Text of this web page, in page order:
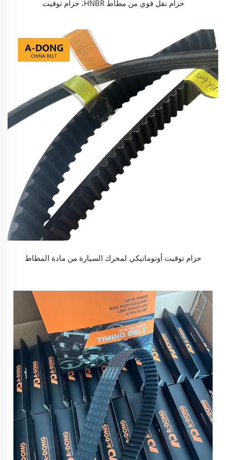
حزام نقل قوي من مطاط HNBR، حزام توقيت
حزام توقيت أوتوماتيكي لمحرك السيارة من مادة المطاط